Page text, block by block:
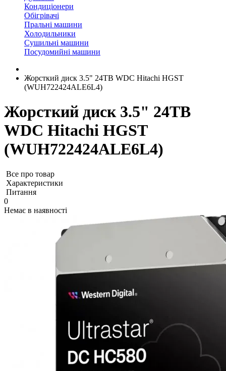
Кондиціонери
Обігрівачі
Пральні машини
Холодильники
Сушильні машини
Посудомийні машини
Жорсткий диск 3.5" 24TB WDC Hitachi HGST
(WUH722424ALE6L4)
Жорсткий диск 3.5" 24TB
WDC Hitachi HGST
(WUH722424ALE6L4)
Все про товар
Характеристики
Питання
0
Немає в наявності